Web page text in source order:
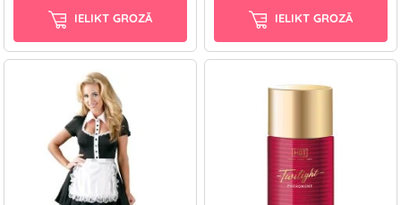
IELIKT GROZĀ IELIKT GROZĀ